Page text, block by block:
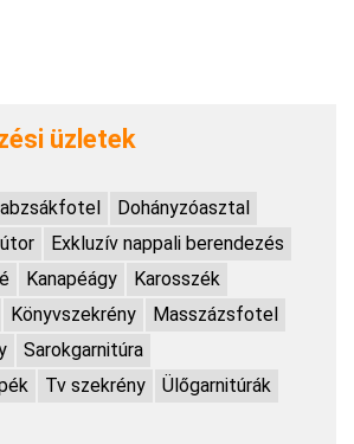
üzletek
Dohányzóasztal
Exkluzív nappali berendezés
Kanapéágy
Karosszék
Könyvszekrény
Masszázsfotel
Sarokgarnitúra
Tv szekrény
Ülőgarnitúrák